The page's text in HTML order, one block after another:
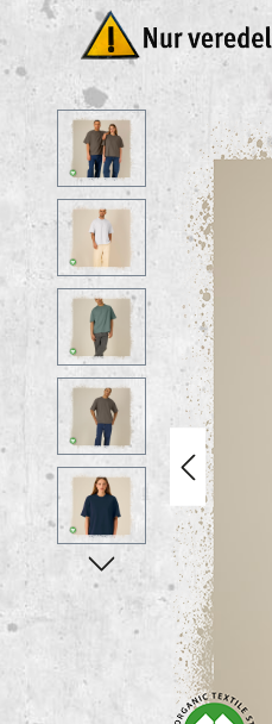
Bildergalerie überspringen